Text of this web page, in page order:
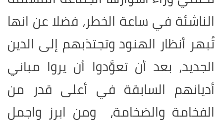
الناشئة في ساعة الخطر، فضلا عن انها
تُبهر أنظار الهنود وتجتذبهم إلى الدين
الجديد، بعد أن تعوَّدوا أن يروا مباني
أديانهم السابقة في أعلى قدر من
الفخامة والضخامة، ومن ابرز واجمل